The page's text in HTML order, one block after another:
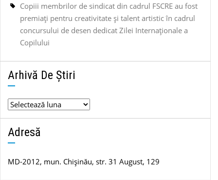
Copiii membrilor de sindicat din cadrul FSCRE au fost
premiați pentru creativitate și talent artistic în cadrul
concursului de desen dedicat Zilei Internaționale a
Copilului
Arhivă De Știri
Arhivă
de
știri
Adresă
MD-2012, mun. Chișinău, str. 31 August, 129